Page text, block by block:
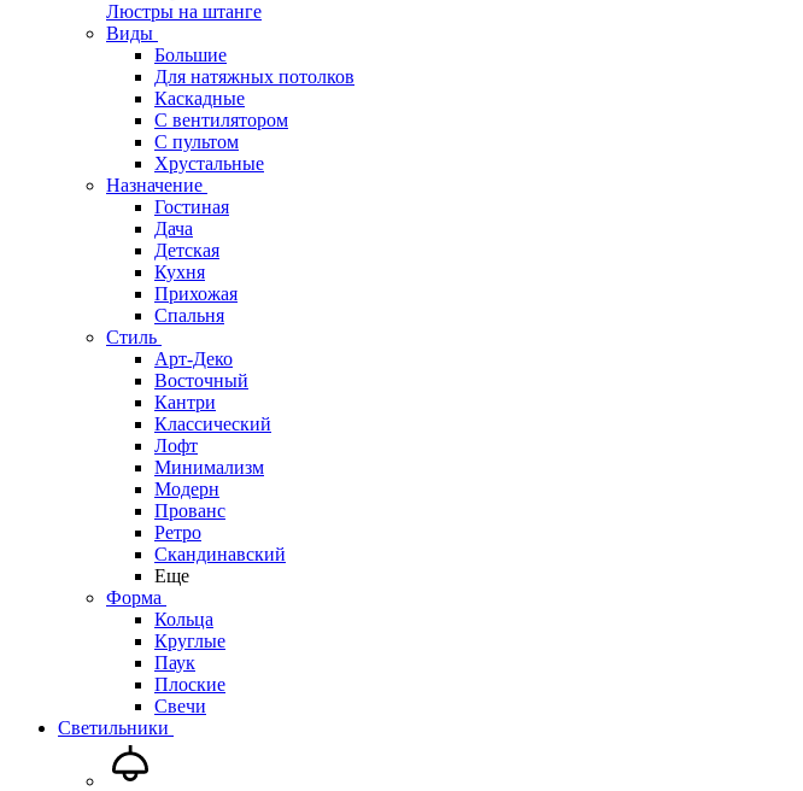
Люстры на штанге
Виды
Большие
Для натяжных потолков
Каскадные
С вентилятором
С пультом
Хрустальные
Назначение
Гостиная
Дача
Детская
Кухня
Прихожая
Спальня
Стиль
Арт-Деко
Восточный
Кантри
Классический
Лофт
Минимализм
Модерн
Прованс
Ретро
Скандинавский
Еще
Форма
Кольца
Круглые
Паук
Плоские
Свечи
Светильники